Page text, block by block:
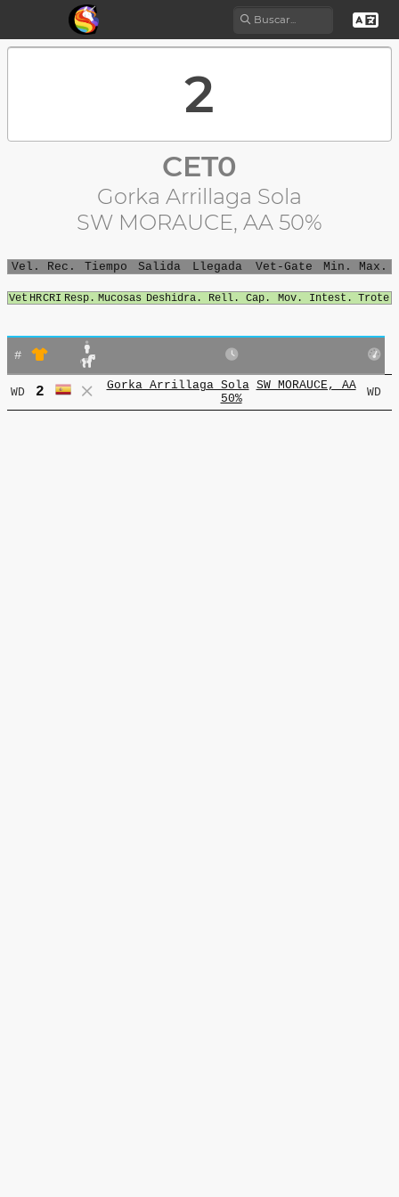
CET0
Gorka Arrillaga Sola
SW MORAUCE, AA 50%
Vel. Rec. Tiempo Salida Llegada Vet-Gate Min. Max.
Vet HRCRI Resp. Mucosas Deshidra. Rell. Cap. Mov. Intest. Trote
#
WD 2 Gorka Arrillaga Sola SW MORAUCE, AA
50%
WD